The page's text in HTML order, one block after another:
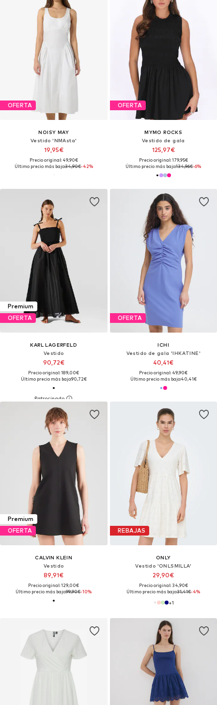
OFERTA
NOISY MAY
Vestido 'NMAsta'
19,95€
Precio original: 49,90€
Último precio más bajo:34,90€-42%
OFERTA
MYMO ROCKS
Vestido de gala
125,97€
Precio original: 179,95€
Último precio más bajo:134,96€-6%
Premium
OFERTA
KARL LAGERFELD
Vestido
90,72€
Precio original: 189,00€
Último precio más bajo:90,72€
OFERTA
ICHI
Vestido de gala 'IHKATINE'
40,41€
Precio original: 49,90€
Último precio más bajo:40,41€
Premium
OFERTA
CALVIN KLEIN
Vestido
89,91€
Precio original: 129,00€
Último precio más bajo:99,90€-10%
REBAJAS
ONLY
Vestido 'ONLSMILLA'
29,90€
Precio original: 34,90€
Último precio más bajo:31,41€-4%
+1